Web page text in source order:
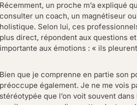
Récemment, un proche m’a expliqué
consulter un coach, un magnétiseur
holistique. Selon lui, ces
plus direct, répondent aux questions
importante aux émotions : « ils
Bien que je comprenne en partie son
préoccupe également. Je ne me vois
stéréotypée que l’on voit souvent